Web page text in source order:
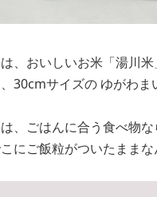
、おいしいお米「湯川
30cmサイズの ゆがわ
、ごはんに合う食べ物
にご飯粒がついたままな